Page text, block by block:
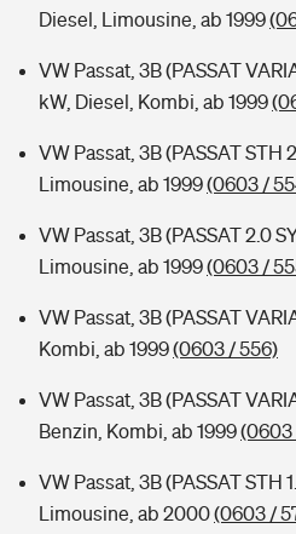
Diesel, Limousine, ab 1999
VW Passat, 3B (PASSAT
kW, Diesel, Kombi, ab 1999
VW Passat, 3B (PASSAT STH
Limousine, ab 1999(0603 /
VW Passat, 3B (PASSAT 2.0
Limousine, ab 1999(0603 /
VW Passat, 3B (PASSAT
Kombi, ab 1999(0603 / 556)
VW Passat, 3B (PASSAT
Benzin, Kombi, ab 1999(0603
VW Passat, 3B (PASSAT STH
Limousine, ab 2000(0603 /